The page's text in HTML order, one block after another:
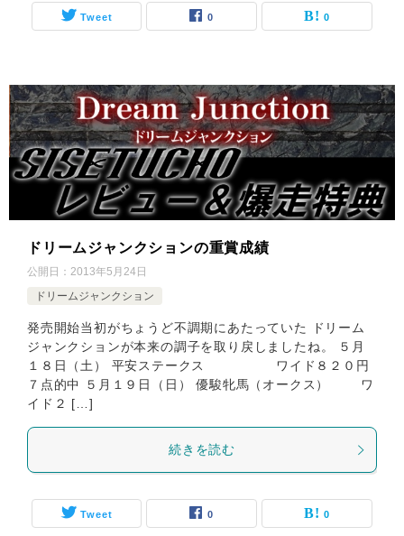
Tweet 0 0
ドリームジャンクションの重賞成績
公開日： 2013年5月24日
ドリームジャンクション
発売開始当初がちょうど不調期にあたっていた ドリーム
ジャンクションが本来の調子を取り戻しましたね。 ５月
１８日（土） 平安ステークス ワイド８２０円
７点的中 ５月１９日（日） 優駿牝馬（オークス） ワ
イド２ […]
続きを読む
Tweet 0 0